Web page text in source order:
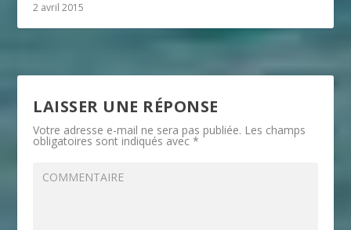
2 avril 2015
LAISSER UNE RÉPONSE
Votre adresse e-mail ne sera pas publiée. Les champs
obligatoires sont indiqués avec*